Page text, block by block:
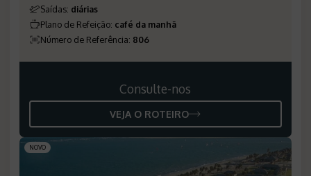
Saídas: diárias
Plano de Refeição: café da manhã
Número de Referência: 806
Consulte-nos
VEJA O ROTEIRO
NOVO